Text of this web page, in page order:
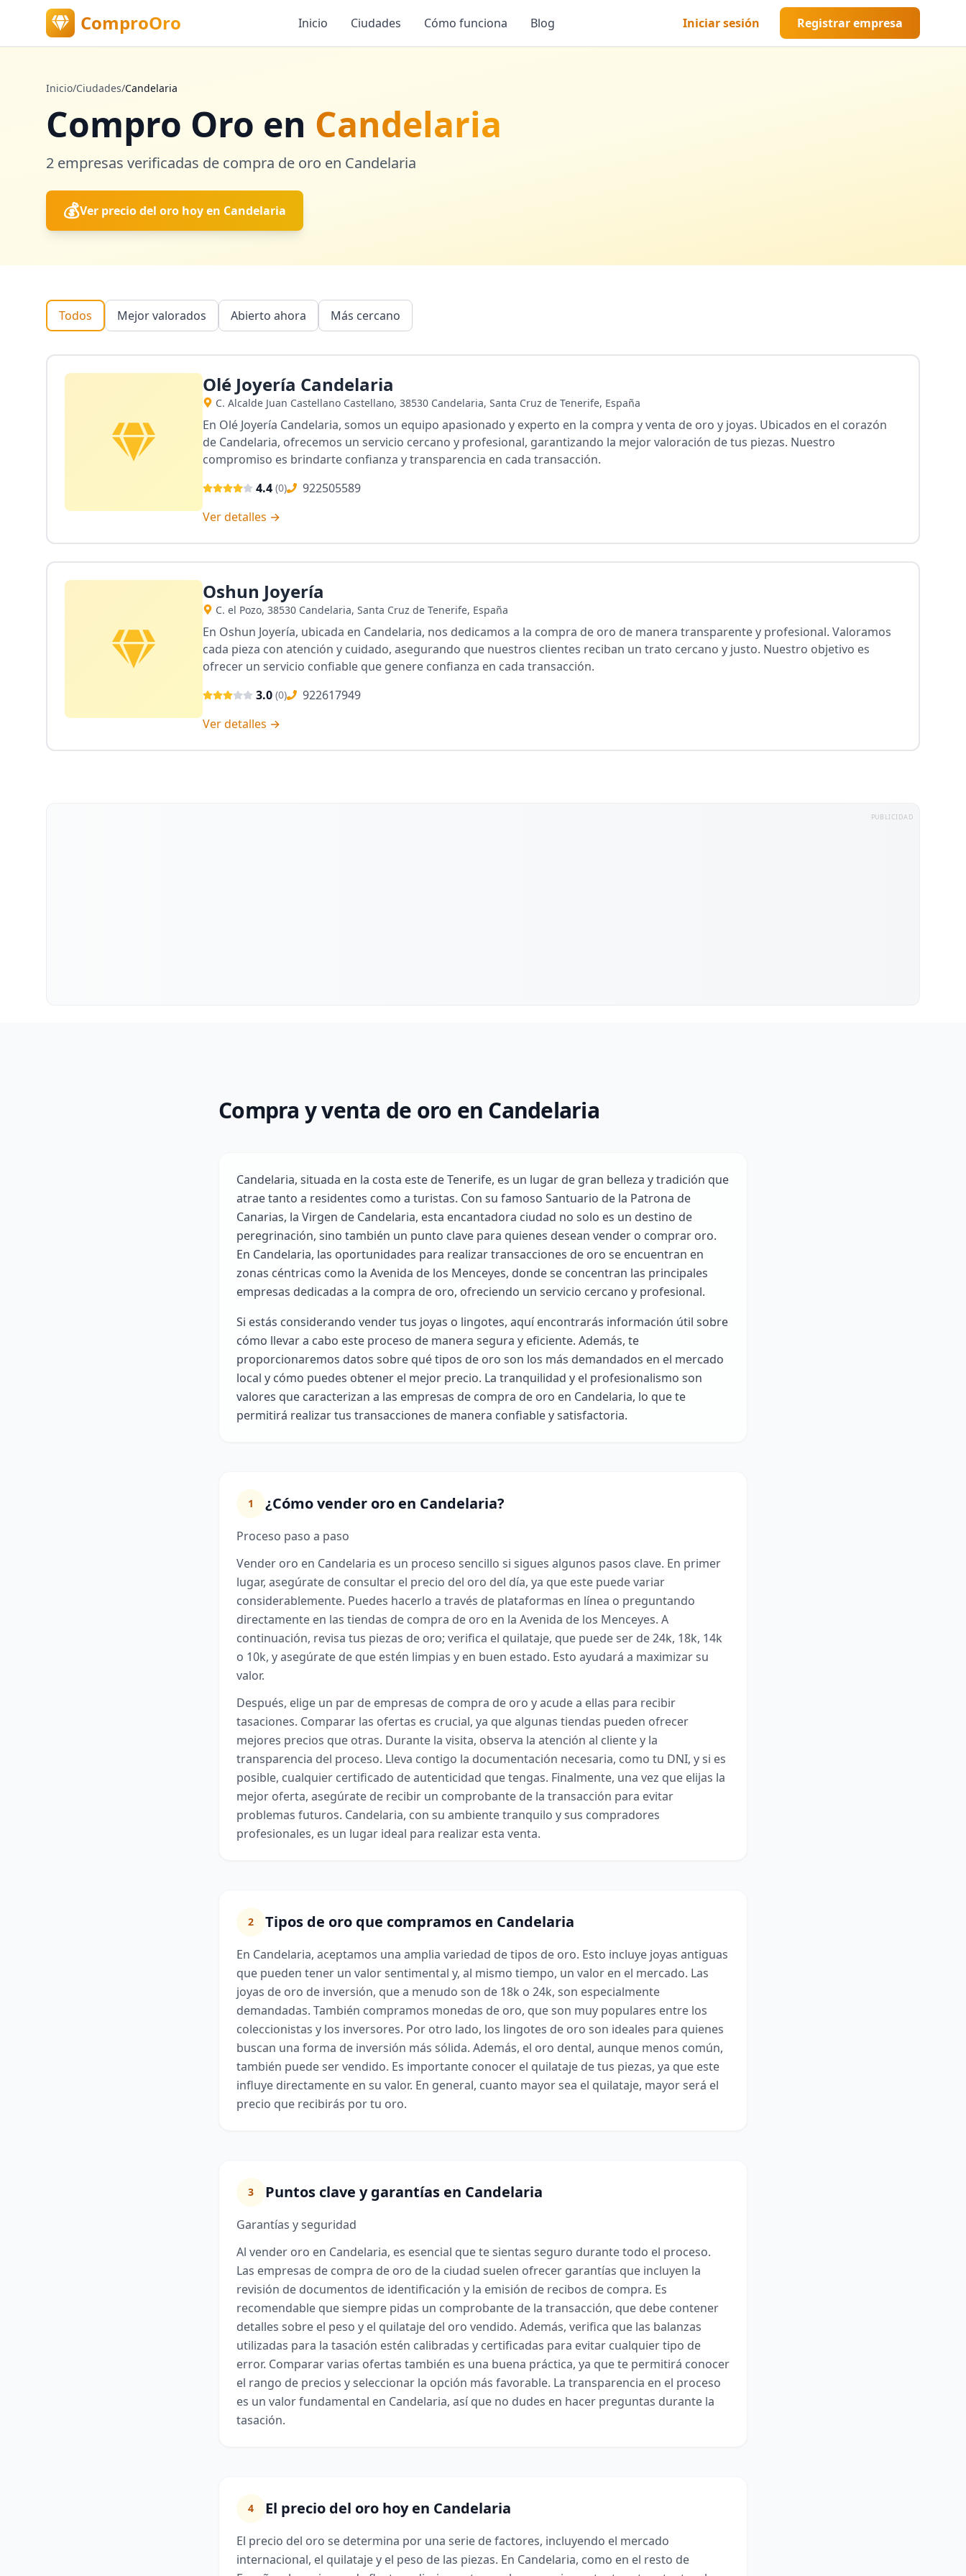
ComproOro Inicio Ciudades Cómo funciona Blog Iniciar sesión Registrar empresa
Inicio/Ciudades/Candelaria
Compro Oro en Candelaria
2 empresas verificadas de compra de oro en Candelaria
💰Ver precio del oro hoy en Candelaria
Todos Mejor valorados Abierto ahora Más cercano
Olé Joyería Candelaria
C. Alcalde Juan Castellano Castellano, 38530 Candelaria, Santa Cruz de Tenerife, España
En Olé Joyería Candelaria, somos un equipo apasionado y experto en la compra y venta de oro y joyas. Ubicados en el corazón
de Candelaria, ofrecemos un servicio cercano y profesional, garantizando la mejor valoración de tus piezas. Nuestro
compromiso es brindarte confianza y transparencia en cada transacción.
4.4 (0)
922505589
Ver detalles →
Oshun Joyería
C. el Pozo, 38530 Candelaria, Santa Cruz de Tenerife, España
En Oshun Joyería, ubicada en Candelaria, nos dedicamos a la compra de oro de manera transparente y profesional. Valoramos
cada pieza con atención y cuidado, asegurando que nuestros clientes reciban un trato cercano y justo. Nuestro objetivo es
ofrecer un servicio confiable que genere confianza en cada transacción.
3.0 (0)
922617949
Ver detalles →
PUBLICIDAD
Compra y venta de oro en Candelaria
Candelaria, situada en la costa este de Tenerife, es un lugar de gran belleza y tradición que
atrae tanto a residentes como a turistas. Con su famoso Santuario de la Patrona de
Canarias, la Virgen de Candelaria, esta encantadora ciudad no solo es un destino de
peregrinación, sino también un punto clave para quienes desean vender o comprar oro.
En Candelaria, las oportunidades para realizar transacciones de oro se encuentran en
zonas céntricas como la Avenida de los Menceyes, donde se concentran las principales
empresas dedicadas a la compra de oro, ofreciendo un servicio cercano y profesional.
Si estás considerando vender tus joyas o lingotes, aquí encontrarás información útil sobre
cómo llevar a cabo este proceso de manera segura y eficiente. Además, te
proporcionaremos datos sobre qué tipos de oro son los más demandados en el mercado
local y cómo puedes obtener el mejor precio. La tranquilidad y el profesionalismo son
valores que caracterizan a las empresas de compra de oro en Candelaria, lo que te
permitirá realizar tus transacciones de manera confiable y satisfactoria.
1 ¿Cómo vender oro en Candelaria?
Proceso paso a paso
Vender oro en Candelaria es un proceso sencillo si sigues algunos pasos clave. En primer
lugar, asegúrate de consultar el precio del oro del día, ya que este puede variar
considerablemente. Puedes hacerlo a través de plataformas en línea o preguntando
directamente en las tiendas de compra de oro en la Avenida de los Menceyes. A
continuación, revisa tus piezas de oro; verifica el quilataje, que puede ser de 24k, 18k, 14k
o 10k, y asegúrate de que estén limpias y en buen estado. Esto ayudará a maximizar su
valor.
Después, elige un par de empresas de compra de oro y acude a ellas para recibir
tasaciones. Comparar las ofertas es crucial, ya que algunas tiendas pueden ofrecer
mejores precios que otras. Durante la visita, observa la atención al cliente y la
transparencia del proceso. Lleva contigo la documentación necesaria, como tu DNI, y si es
posible, cualquier certificado de autenticidad que tengas. Finalmente, una vez que elijas la
mejor oferta, asegúrate de recibir un comprobante de la transacción para evitar
problemas futuros. Candelaria, con su ambiente tranquilo y sus compradores
profesionales, es un lugar ideal para realizar esta venta.
2 Tipos de oro que compramos en Candelaria
En Candelaria, aceptamos una amplia variedad de tipos de oro. Esto incluye joyas antiguas
que pueden tener un valor sentimental y, al mismo tiempo, un valor en el mercado. Las
joyas de oro de inversión, que a menudo son de 18k o 24k, son especialmente
demandadas. También compramos monedas de oro, que son muy populares entre los
coleccionistas y los inversores. Por otro lado, los lingotes de oro son ideales para quienes
buscan una forma de inversión más sólida. Además, el oro dental, aunque menos común,
también puede ser vendido. Es importante conocer el quilataje de tus piezas, ya que este
influye directamente en su valor. En general, cuanto mayor sea el quilataje, mayor será el
precio que recibirás por tu oro.
3 Puntos clave y garantías en Candelaria
Garantías y seguridad
Al vender oro en Candelaria, es esencial que te sientas seguro durante todo el proceso.
Las empresas de compra de oro de la ciudad suelen ofrecer garantías que incluyen la
revisión de documentos de identificación y la emisión de recibos de compra. Es
recomendable que siempre pidas un comprobante de la transacción, que debe contener
detalles sobre el peso y el quilataje del oro vendido. Además, verifica que las balanzas
utilizadas para la tasación estén calibradas y certificadas para evitar cualquier tipo de
error. Comparar varias ofertas también es una buena práctica, ya que te permitirá conocer
el rango de precios y seleccionar la opción más favorable. La transparencia en el proceso
es un valor fundamental en Candelaria, así que no dudes en hacer preguntas durante la
tasación.
4 El precio del oro hoy en Candelaria
El precio del oro se determina por una serie de factores, incluyendo el mercado
internacional, el quilataje y el peso de las piezas. En Candelaria, como en el resto de